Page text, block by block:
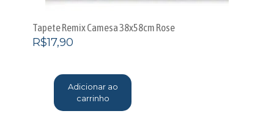
Tapete Remix Camesa 38x58cm Rose
R$17,90
Adicionar ao
carrinho